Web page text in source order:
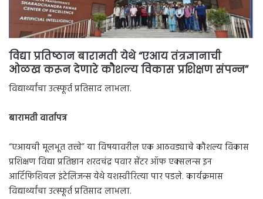
विद्या प्रतिष्ठान बारामती येथे “एआय तंत्रज्ञानाची
ओळख करून देणारे कौशल्य विकास प्रशिक्षण संपन्न”
विद्यार्थ्यांचा उत्स्फूर्त प्रतिसाद लाभला.
बारामती वार्तापत्र
“एआयची मूलभूत तत्त्वे” या विषयावरील एक आठवड्याचे कौशल्य विकास
प्रशिक्षण विद्या प्रतिष्ठान शरदचंद्र पवार सेंटर ऑफ एक्सलन्स इन
आर्टिफिशियल इंटेलिजन्स येथे यशस्वीरित्या पार पडले. कार्यक्रमास
विद्यार्थ्यांचा उत्स्फूर्त प्रतिसाद लाभला.